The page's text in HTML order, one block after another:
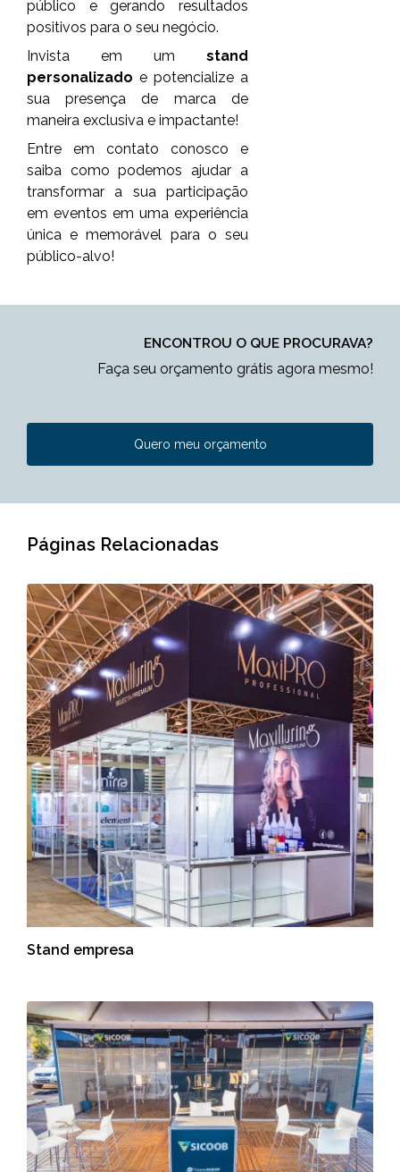
público e gerando resultados
positivos para o seu negócio.
Invista em um stand
personalizado e potencialize a
sua presença de marca de
maneira exclusiva e impactante!
Entre em contato conosco e
saiba como podemos ajudar a
transformar a sua participação
em eventos em uma experiência
única e memorável para o seu
público-alvo!
ENCONTROU O QUE PROCURAVA?
Faça seu orçamento grátis agora mesmo!
Quero meu orçamento
Páginas Relacionadas
Stand empresa